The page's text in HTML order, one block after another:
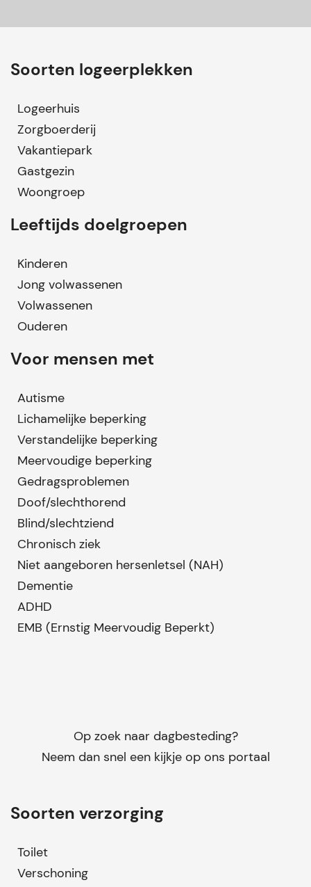
Soorten logeerplekken
Logeerhuis
Zorgboerderij
Vakantiepark
Gastgezin
Woongroep
Leeftijds doelgroepen
Kinderen
Jong volwassenen
Volwassenen
Ouderen
Voor mensen met
Autisme
Lichamelijke beperking
Verstandelijke beperking
Meervoudige beperking
Gedragsproblemen
Doof/slechthorend
Blind/slechtziend
Chronisch ziek
Niet aangeboren hersenletsel (NAH)
Dementie
ADHD
EMB (Ernstig Meervoudig Beperkt)
Op zoek naar dagbesteding?
Neem dan snel een kijkje op ons portaal
Soorten verzorging
Toilet
Verschoning